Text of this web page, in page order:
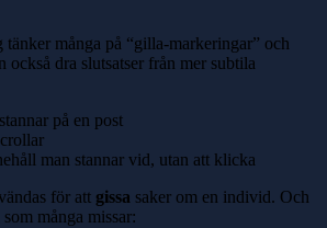
många på “gilla-markeringar” och
också dra slutsatser från mer subtila
på en post
man stannar vid, utan att klicka
för att gissa saker om en individ. Och
många missar: